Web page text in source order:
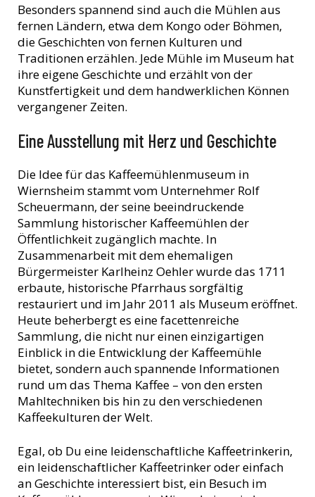
Besonders spannend sind auch die Mühlen aus
fernen Ländern, etwa dem Kongo oder Böhmen,
die Geschichten von fernen Kulturen und
Traditionen erzählen. Jede Mühle im Museum hat
ihre eigene Geschichte und erzählt von der
Kunstfertigkeit und dem handwerklichen Können
vergangener Zeiten.
Eine Ausstellung mit Herz und Geschichte
Die Idee für das Kaffeemühlenmuseum in
Wiernsheim stammt vom Unternehmer Rolf
Scheuermann, der seine beeindruckende
Sammlung historischer Kaffeemühlen der
Öffentlichkeit zugänglich machte. In
Zusammenarbeit mit dem ehemaligen
Bürgermeister Karlheinz Oehler wurde das 1711
erbaute, historische Pfarrhaus sorgfältig
restauriert und im Jahr 2011 als Museum eröffnet.
Heute beherbergt es eine facettenreiche
Sammlung, die nicht nur einen einzigartigen
Einblick in die Entwicklung der Kaffeemühle
bietet, sondern auch spannende Informationen
rund um das Thema Kaffee – von den ersten
Mahltechniken bis hin zu den verschiedenen
Kaffeekulturen der Welt.
Egal, ob Du eine leidenschaftliche Kaffeetrinkerin,
ein leidenschaftlicher Kaffeetrinker oder einfach
an Geschichte interessiert bist, ein Besuch im